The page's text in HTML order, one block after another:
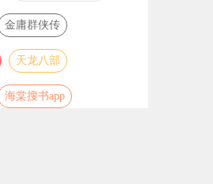
大全
金庸群侠传
天龙八部
海棠搜书app